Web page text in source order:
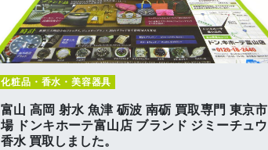
化粧品・香水・美容器具
富山 高岡 射水 魚津 砺波 南砺 買取専門 東京市
場 ドンキホーテ富山店 ブランド ジミーチュウ
香水 買取しました。